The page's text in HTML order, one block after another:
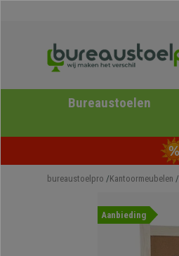
Bureaustoelen
bureaustoelpro Kantoormeubelen
Aanbieding